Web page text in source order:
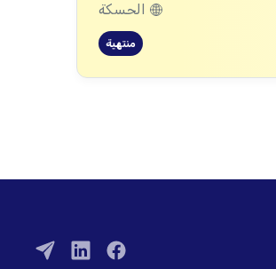
الحسكة
منتهية